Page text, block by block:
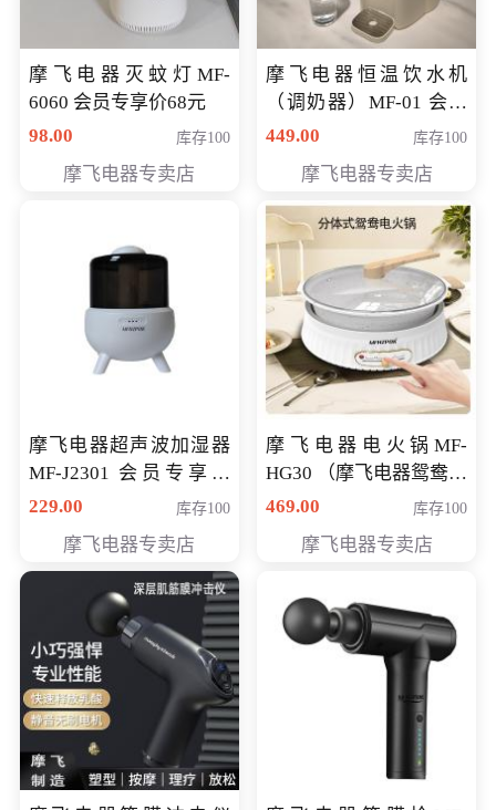
摩飞电器灭蚊灯MF-
6060 会员专享价68元
98.00
库存100
摩飞电器专卖店
摩飞电器恒温饮水机
（调奶器）MF-01 会员
专享价366元
449.00 库存100
摩飞电器专卖店
摩飞电器超声波加湿器
MF-J2301 会员专享价
168元
229.00 库存100
摩飞电器专卖店
摩飞电器电火锅MF-
HG30 （摩飞电器鸳鸯锅
MF-HG30 ） 会员专享价
469.00 库存100
摩飞电器专卖店